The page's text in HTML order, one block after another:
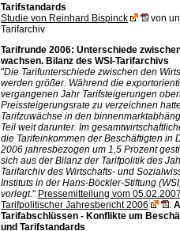
Tarifstandards
Studie von Reinhard Bispinck
von
Tarifarchiv
Tarifrunde 2006: Unterschiede
wachsen. Bilanz des WSI-Tarifarchivs
"Die Tarifunterschiede zwischen den
werden größer. Während die
vergangenen Jahr Tarifsteigerungen
Preissteigerungsrate zu verzeichnen
Tarifzuwächse in den
Teil weit darunter. Im
die Tarifeinkommen der Beschäftigten in
2006 jahresbezogen um 1,5 Prozent
sich aus der Bilanz der Tarifpolitik des
Tarifarchiv des Wirtschafts- und
Instituts in der Hans-Böckler-Stiftung
vorlegt." Pressemitteilung vom
Tarifpolitischer Jahresbericht 2006
:
Tarifabschlüssen - Konflikte um
und Tarifstandards